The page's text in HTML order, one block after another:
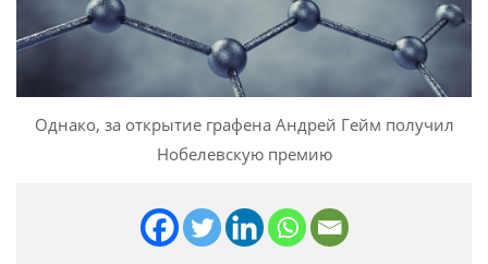
Однако, за открытие графена Андрей Гейм получил
Нобелевскую премию